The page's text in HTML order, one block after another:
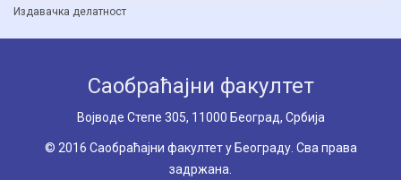
Издавачка делатност
Саобраћајни факултет
Вoјводе Степе 305, 11000 Београд, Србија
© 2016 Саобраћајни факултет у Београду. Сва права
задржана.